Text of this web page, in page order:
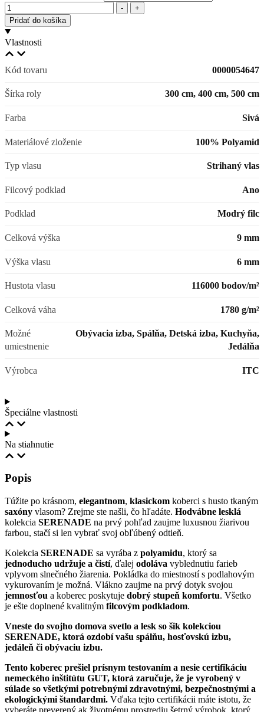
Množstvo
-
+
Pridať do košíka
Vlastnosti
Kód tovaru 0000054647
Šírka roly 300 cm, 400 cm, 500 cm
Farba Sivá
Materiálové zloženie 100% Polyamid
Typ vlasu Strihaný vlas
Filcový podklad Ano
Podklad Modrý filc
Celková výška 9 mm
Výška vlasu 6 mm
Hustota vlasu 116000 bodov/m²
Celková váha 1780 g/m²
Možné
umiestnenie
Obývacia izba, Spálňa, Detská izba, Kuchyňa,
Jedálňa
Výrobca ITC
Špeciálne vlastnosti
Na stiahnutie
Popis
Túžite po krásnom, elegantnom, klasickom koberci s husto tkaným
saxóny vlasom? Zrejme ste našli, čo hľadáte. Hodvábne lesklá
kolekcia SERENADE na prvý pohľad zaujme luxusnou žiarivou
farbou, stačí si len vybrať svoj obľúbený odtieň.
Kolekcia SERENADE sa vyrába z polyamidu, ktorý sa
jednoducho udržuje a čistí, ďalej odoláva vyblednutiu farieb
vplyvom slnečného žiarenia. Pokládka do miestností s podlahovým
vykurovaním je možná. Vlákno zaujme na prvý dotyk svojou
jemnosťou a koberec poskytuje dobrý stupeň komfortu. Všetko
je ešte doplnené kvalitným filcovým podkladom.
Vneste do svojho domova svetlo a lesk so šik kolekciou
SERENADE, ktorá ozdobí vašu spálňu, hosťovskú izbu,
jedáleň či obývaciu izbu.
Tento koberec prešiel prísnym testovaním a nesie certifikáciu
nemeckého inštitútu GUT, ktorá zaručuje, že je vyrobený v
súlade so všetkými potrebnými zdravotnými, bezpečnostnými a
ekologickými štandardmi. Vďaka tejto certifikácii máte istotu, že
vyberáte preverený ak životnému prostrediu šetrný výrobok, ktorý